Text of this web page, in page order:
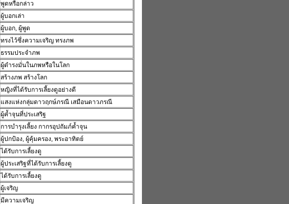
พูดหรือกล่าว
ผู้บอกเล่า
ผู้บอก, ผู้พูด
ทรงไว้ซึ่งความเจริญ ทรงภพ
ธรรมประจำภพ
ผู้ดำรงมั่นในภพหรือในโลก
สร้างภพ สร้างโลก
หญิงที่ได้รับการเลี้ยงดูอย่างดี
แสงแห่งกลุ่มดาวฤกษ์ภรณี เสมือนดาวภรณี
ผู้ค้ำจุนที่ประเสริฐ
การบำรุงเลี้ยง กากรอุปถัมภ์ค้ำจุน
ผู้ปกป้อง, ผู้คุ้มครอง, พระอาทิตย์
ได้รับการเลี้ยงดู
ผู้ประเสริฐที่ได้รับการเลี้ยงดู
ได้รับการเลี้ยงดู
ผู้เจริญ
มีความเจริญ